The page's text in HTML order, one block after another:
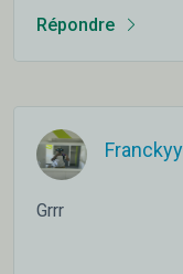
Répondre
Grrr